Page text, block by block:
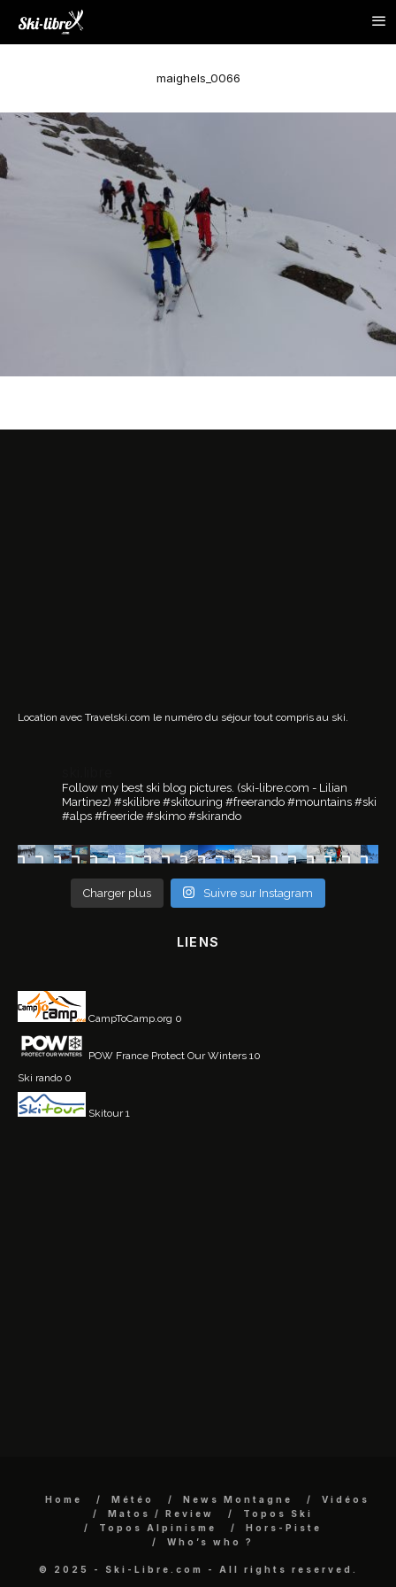
maighels_0066
Location avec Travelski.com le numéro du séjour tout compris au ski.
Follow my best ski blog pictures. (ski-libre.com - Lilian
Martinez) #skilibre #skitouring #freerando #mountains #ski
#alps #freeride #skimo #skirando
Charger plus Suivre sur Instagram
LIENS
CampToCamp.org 0
POW France Protect Our Winters 10
Ski rando 0
Skitour1
Home Météo News Montagne
Vidéos
Matos / Review
Topos Ski
Topos Alpinisme
Hors-Piste
Who’s who ?
© 2025 - Ski-Libre.com - All rights reserved.